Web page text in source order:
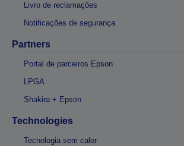
Livro de reclamações
Notificações de segurança
Partners
Portal de parceiros Epson
LPGA
Shakira + Epson
Technologies
Tecnologia sem calor